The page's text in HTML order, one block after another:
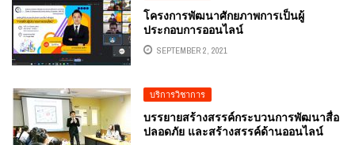
โครงการพัฒนาศักยภาพการเป็นผู้
ประกอบการออนไลน์
(ENTREPRENEURS) อาชีวศึกษา วิทยากร
อ.ดร.ตันรัก ธวัชชัย สุขสีดา
SEPTEMBER 2, 2021
บริการวิชาการ
บรรยายสร้างสรรค์กระบวนการพัฒนาสื่อ
ปลอดภัย และสร้างสรรค์ด้านออนไลน์